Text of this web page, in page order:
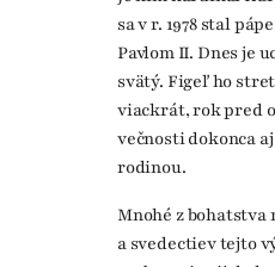
sa v r. 1978 stal
Pavlom II. Dnes je
svätý. Figeľ ho
viackrát, rok pred
večnosti dokonca
rodinou.
Mnohé z
a svedectiev tejto